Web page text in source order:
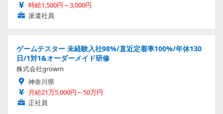
時給1,500円～3,000円
派遣社員
ゲームテスター 未経験入社98%/直近定着率100%/年休130
日/1対1&オーダーメイド研修
株式会社growm
神奈川県
月給21万5,000円～50万円
正社員